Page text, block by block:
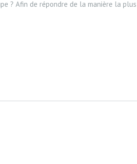
? Afin de répondre de la manière la